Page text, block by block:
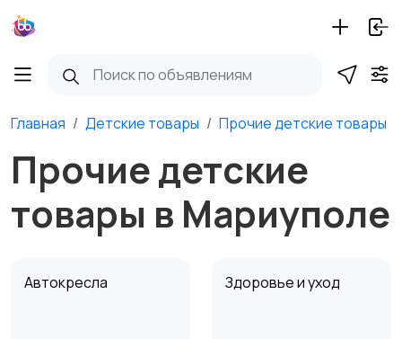
Главная Детские товары Прочие детские товары
Прочие детские
товары в Мариуполе
Автокресла Здоровье и уход